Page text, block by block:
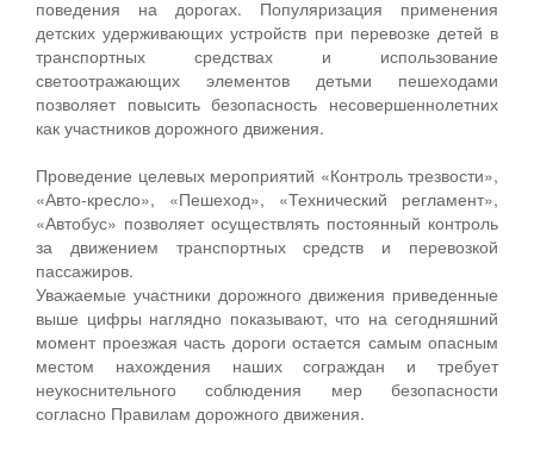
поведения на дорогах. Популяризация применения
детских удерживающих устройств при перевозке детей в
транспортных средствах и использование
светоотражающих элементов детьми пешеходами
позволяет повысить безопасность несовершеннолетних
как участников дорожного движения.
Проведение целевых мероприятий «Контроль трезвости»,
«Авто-кресло», «Пешеход», «Технический регламент»,
«Автобус» позволяет осуществлять постоянный контроль
за движением транспортных средств и перевозкой
пассажиров.
Уважаемые участники дорожного движения приведенные
выше цифры наглядно показывают, что на сегодняшний
момент проезжая часть дороги остается самым опасным
местом нахождения наших сограждан и требует
неукоснительного соблюдения мер безопасности
согласно Правилам дорожного движения.